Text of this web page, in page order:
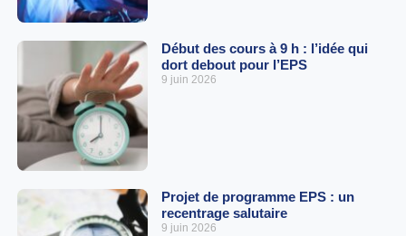
Début des cours à 9 h : l’idée qui
dort debout pour l’EPS
9 juin 2026
Projet de programme EPS : un
recentrage salutaire
9 juin 2026